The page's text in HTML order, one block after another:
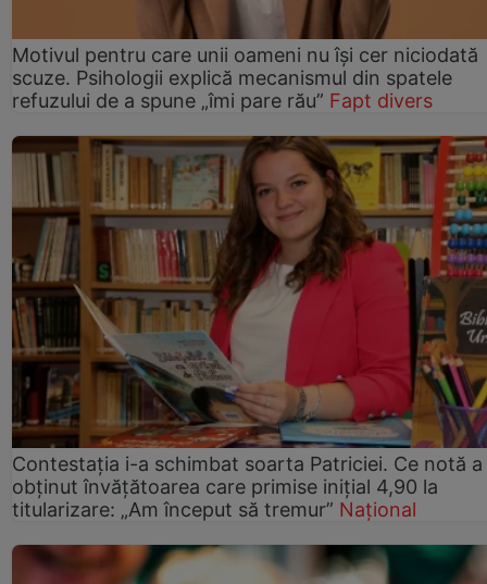
Motivul pentru care unii oameni nu își cer niciodată
scuze. Psihologii explică mecanismul din spatele
refuzului de a spune „îmi pare rău” Fapt divers
Contestația i-a schimbat soarta Patriciei. Ce notă a
obținut învățătoarea care primise inițial 4,90 la
titularizare: „Am început să tremur” Național